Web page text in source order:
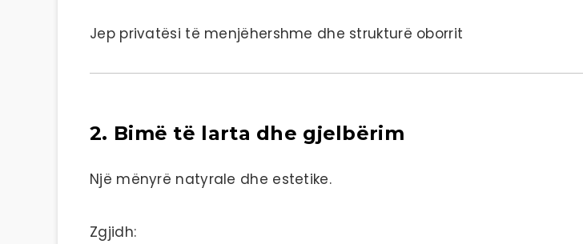
Jep privatësi të menjëhershme dhe strukturë oborrit
2. Bimë të larta dhe gjelbërim
Një mënyrë natyrale dhe estetike.
Zgjidh: